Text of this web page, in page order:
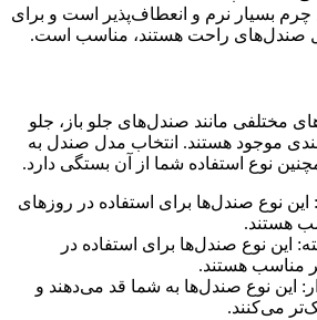
چرم بسیار نرم و انعطاف‌پذیر است و برای
صندل‌های راحت هستند، مناسب است.
مختلفی مانند صندل‌های جلو باز، جلو
موجود هستند. انتخاب مدل صندل به
نوع استفاده شما از آن بستگی دارد.
نوع صندل‌ها برای استفاده در روزهای
هستند.
این نوع صندل‌ها برای استفاده در
مناسب هستند.
این نوع صندل‌ها به شما قد می‌دهند و
می‌کنند.